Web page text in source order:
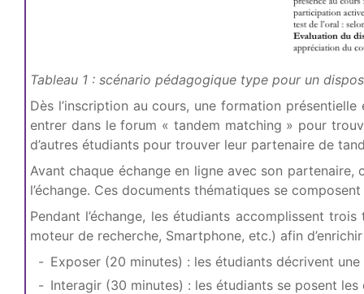
Tableau 1 : scénario pédagogique type pour un
Dès l’inscription au cours, une formation
entrer dans le forum « tandem matching » pour
d’autres étudiants pour trouver leur partenaire de
Avant chaque échange en ligne avec son
l’échange. Ces documents thématiques se
Pendant l’échange, les étudiants accomplissent
moteur de recherche, Smartphone, etc.) afin d’enrichir
Exposer (20 minutes) : les étudiants décrivent
Interagir (30 minutes) : les étudiants se posent